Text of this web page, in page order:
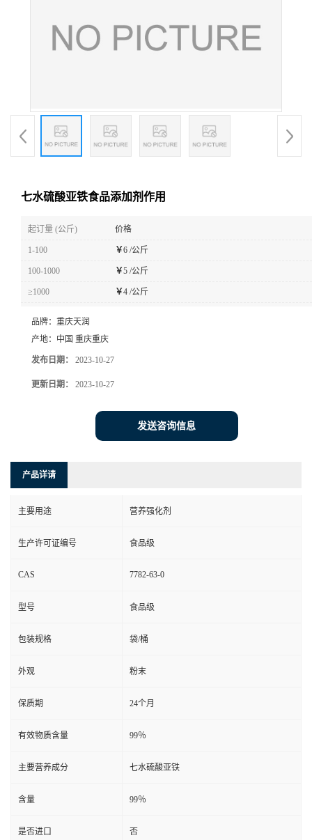
七水硫酸亚铁食品添加剂作用
起订量 (公斤) 价格
1-100 ￥6 /公斤
100-1000 ￥5 /公斤
≥1000 ￥4 /公斤
品牌： 重庆天润
产地： 中国 重庆重庆
发布日期： 2023-10-27
更新日期： 2023-10-27
发送咨询信息
产品详请
主要用途 营养强化剂
生产许可证编号 食品级
CAS 7782-63-0
型号 食品级
包装规格 袋/桶
外观 粉末
保质期 24个月
有效物质含量 99％
主要营养成分 七水硫酸亚铁
含量 99％
是否进口 否